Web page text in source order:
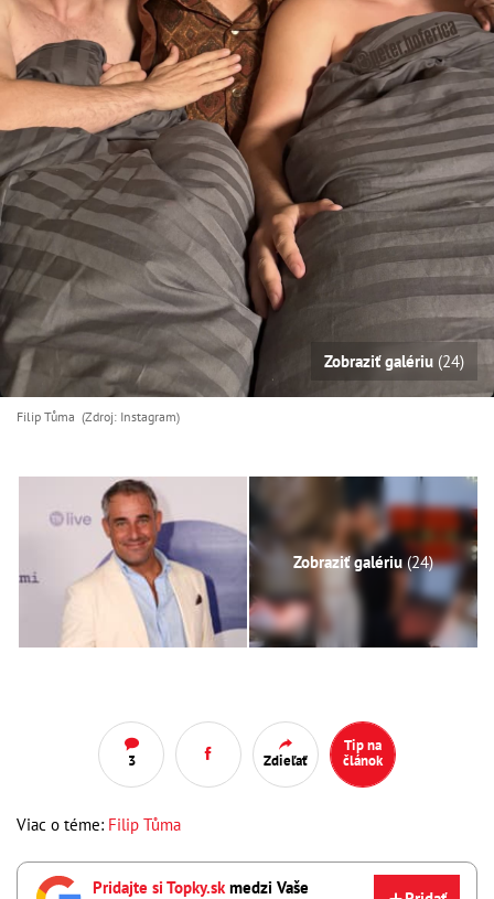
Zobraziť galériu (24)
Filip Tůma (Zdroj: Instagram)
Zobraziť galériu(24)
3 Zdieľať
Tip na
článok
Viac o téme: Filip Tůma
Pridajte si Topky.sk medzi Vaše